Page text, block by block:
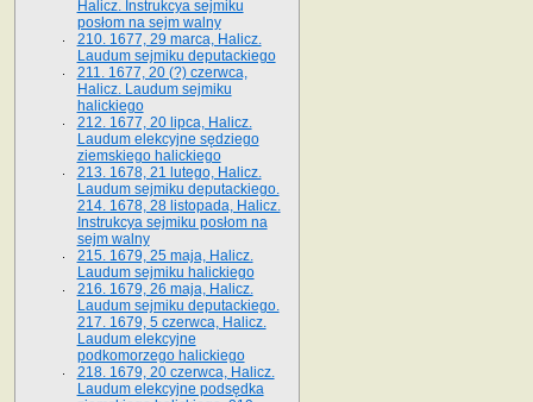
Halicz. Instrukcya sejmiku
posłom na sejm walny
210. 1677, 29 marca, Halicz.
Laudum sejmiku deputackiego
211. 1677, 20 (?) czerwca,
Halicz. Laudum sejmiku
halickiego
212. 1677, 20 lipca, Halicz.
Laudum elekcyjne sędziego
ziemskiego halickiego
213. 1678, 21 lutego, Halicz.
Laudum sejmiku deputackiego.
214. 1678, 28 listopada, Halicz.
Instrukcya sejmiku posłom na
sejm walny
215. 1679, 25 maja, Halicz.
Laudum sejmiku halickiego
216. 1679, 26 maja, Halicz.
Laudum sejmiku deputackiego.
217. 1679, 5 czerwca, Halicz.
Laudum elekcyjne
podkomorzego halickiego
218. 1679, 20 czerwca, Halicz.
Laudum elekcyjne podsędka